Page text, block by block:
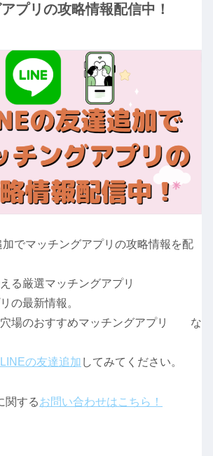
プリの攻略情報配信中！
でマッチングアプリの攻略情報を配
る厳選マッチングアプリ
の最新情報。
穴場のおすすめマッチングアプリ な
の友達追加 してみてください。
関するお問い合わせはこちら！